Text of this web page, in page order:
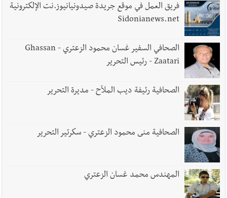
فريق العمل في موقع جريدة صيدونيانيوز.نت الإلكترونية
Sidonianews.net
الصحافي السفير غسان محمود الزعتري - Ghassan
Zaatari - رئيس التحرير
الصحافية رئيفة ديب الملاّح - مديرة التحرير
الصحافية منى محمود الزعتري - سكرتير التحرير
المهندس محمد غسان الزعتري